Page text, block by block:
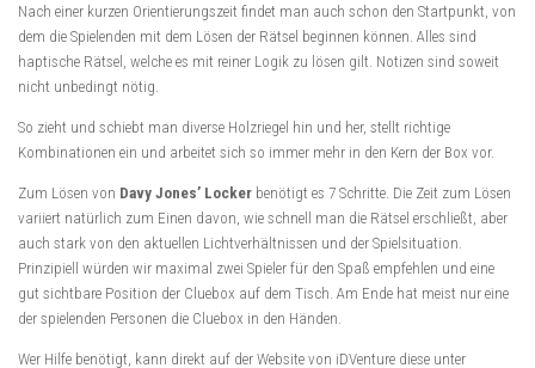
Nach einer kurzen Orientierungszeit findet man auch schon den Startpunkt, von
dem die Spielenden mit dem Lösen der Rätsel beginnen können. Alles sind
haptische Rätsel, welche es mit reiner Logik zu lösen gilt. Notizen sind soweit
nicht unbedingt nötig.
So zieht und schiebt man diverse Holzriegel hin und her, stellt richtige
Kombinationen ein und arbeitet sich so immer mehr in den Kern der Box vor.
Zum Lösen von Davy Jones’ Locker benötigt es 7 Schritte. Die Zeit zum Lösen
variiert natürlich zum Einen davon, wie schnell man die Rätsel erschließt, aber
auch stark von den aktuellen Lichtverhältnissen und der Spielsituation.
Prinzipiell würden wir maximal zwei Spieler für den Spaß empfehlen und eine
gut sichtbare Position der Cluebox auf dem Tisch. Am Ende hat meist nur eine
der spielenden Personen die Cluebox in den Händen.
Wer Hilfe benötigt, kann direkt auf der Website von iDVenture diese unter